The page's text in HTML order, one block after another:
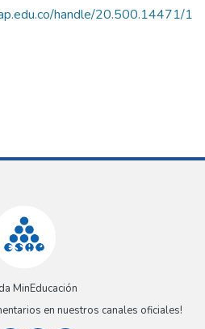
handle/20.500.14471/1
MinEducación
en nuestros canales oficiales!